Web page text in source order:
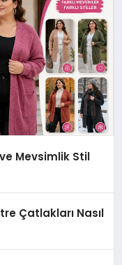
Mevsimlik Stil
Çatlakları Nasıl